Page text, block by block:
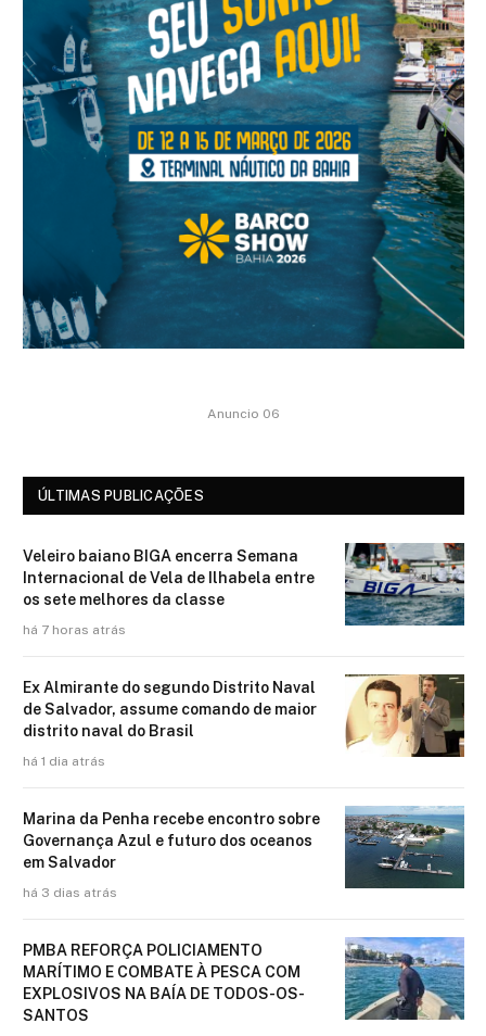
Anuncio 06
ÚLTIMAS PUBLICAÇÕES
Veleiro baiano BIGA encerra Semana
Internacional de Vela de Ilhabela entre
os sete melhores da classe
há 7 horas atrás
Ex Almirante do segundo Distrito Naval
de Salvador, assume comando de maior
distrito naval do Brasil
há 1 dia atrás
Marina da Penha recebe encontro sobre
Governança Azul e futuro dos oceanos
em Salvador
há 3 dias atrás
PMBA REFORÇA POLICIAMENTO
MARÍTIMO E COMBATE À PESCA COM
EXPLOSIVOS NA BAÍA DE TODOS-OS-
SANTOS